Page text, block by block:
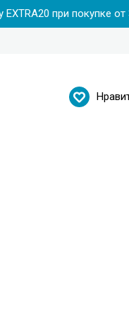
при покупке от